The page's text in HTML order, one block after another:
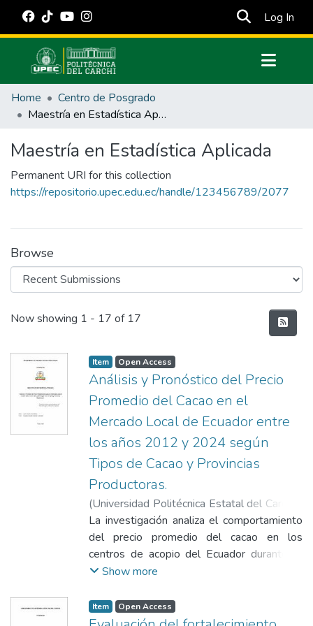
Log In
Communities & Collections
All of DSpace
Estadísticas Externas
Manuales
Home
Centro de Posgrado
Maestría en Estadística Aplicada
Maestría en Estadística Aplicada
Permanent URI for this collection
https://repositorio.upec.edu.ec/handle/123456789/2077
Browse
Recent Submissions
Now showing 1 - 17 of 17
Item Open Access
Análisis y Pronóstico del Precio
Promedio del Cacao en el
Mercado Local de Ecuador entre
los años 2012 y 2024 según
Tipos de Cacao y Provincias
Productoras.
(Universidad Politécnica Estatal del Carchi -
Biblioteca General "Luciano Coral",2025-
12-16)Vera Macias, Lenin Antonio;
Cabezas Gottschalk, Oswaldo Eduardo
La investigación analiza el comportamiento
del precio promedio del cacao en los
centros de acopio del Ecuador durante el
período 2012–2024, considerando los
Se utilizaron datos oficiales de cacao CCN
51, fino de aroma y mezclado (en baba y
Show more
Item Open Access